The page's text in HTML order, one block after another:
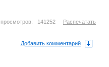
просмотров: 141252 Распечатать
Добавить комментарий